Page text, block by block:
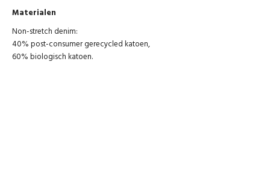
Materialen
Non-stretch denim:
40% post-consumer gerecycled katoen,
60% biologisch katoen.